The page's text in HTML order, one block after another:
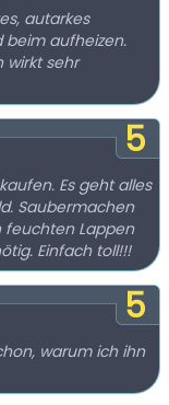
autarkes
beim aufheizen.
wirkt sehr
5
Es geht alles
Saubermachen
feuchten Lappen
Einfach toll!!!
5
warum ich ihn